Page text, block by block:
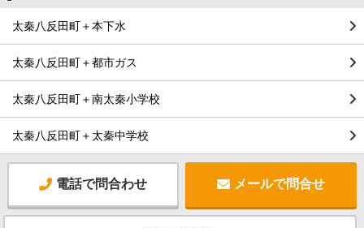
太秦八反田町＋本下水
太秦八反田町＋都市ガス
太秦八反田町＋南太秦小学校
太秦八反田町＋太秦中学校
電話で問合わせ メールで問合せ